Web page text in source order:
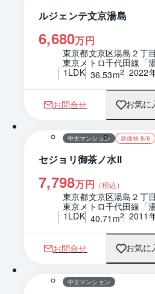
ルジェンテ文京湯島
6,680万円
東京都文京区湯島２丁目
東京メトロ千代田線「
1LDK 36.53m2 2022
お問合せ お気1 / 0
中古マンション 新価格 8/6
セジョリ御茶ノ水Ⅱ
7,798万円 （税込）
東京都文京区湯島２丁目
東京メトロ千代田線「
1LDK 40.71m2 2011
お問合せ お気1 / 0
中古マンション